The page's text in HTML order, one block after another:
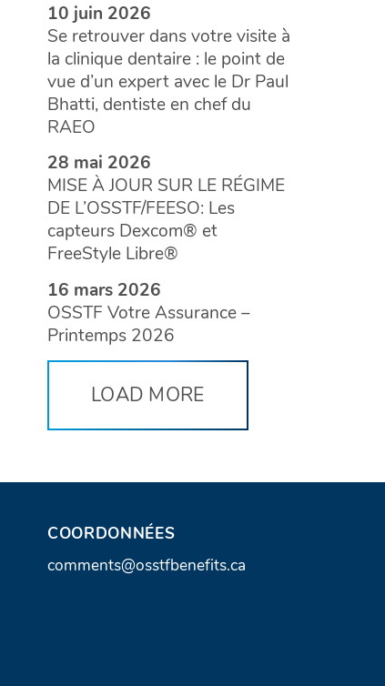
10 juin 2026
Se retrouver dans votre visite à
la clinique dentaire : le point de
vue d’un expert avec le Dr Paul
Bhatti, dentiste en chef du
RAEO
28 mai 2026
MISE À JOUR SUR LE RÉGIME
DE L’OSSTF/FEESO: Les
capteurs Dexcom® et
FreeStyle Libre®
16 mars 2026
OSSTF Votre Assurance –
Printemps 2026
LOAD MORE
COORDONNÉES
A
comments@osstfbenefits.ca